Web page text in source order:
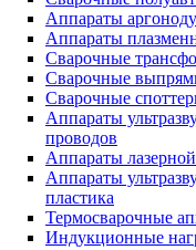
Аппараты
Аппараты
Сварочные
Сварочные
Сварочные
Аппараты
проводов
Аппараты
Аппараты
пластика
Термосварочные
Индукционные